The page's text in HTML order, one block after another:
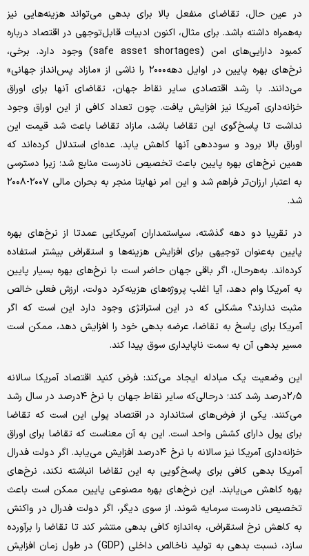
در عین حال، تقاضای منفعل بالا برای بدهی می‌تواند هزینه‌هایی نیز
به‌همراه داشته باشد. برای مثال، اکنون ادبیات قابل‌توجهی در اقتصاد درباره
کمبود دارایی‌های امن (safe asset shortages) وجود دارد. برخی،
نرخ‌های بهره پایین در اوایل دهه۲۰۰۰ را ناشی از «مازاد پس‌انداز جهانی»
می‌دانند. با رشد اقتصادی سایر نقاط جهان، تقاضای آنها برای اوراق
خزانه‌داری آمریکا نیز افزایش یافت. چون تعداد کافی از این اوراق وجود
نداشت تا پاسخ‌گوی این تقاضا باشد، مازاد تقاضا باعث شد قیمت این
اوراق بالا برود و سوددهی آنها کاهش یابد. عده‌ای استدلال کرده‌اند که
همین نرخ‌های بهره پایین باعث تخصیص نادرست منابع شد؛ زیرا دسترسی
به اعتبار ارزان‌تر فراهم شد و این امر نهایتا منجر به بحران مالی ۲۰۰۷-۲۰۰۸
شد.
در تقریبا دو دهه گذشته، سیاستمداران آمریکایی عمدتا از نرخ‌های بهره
پایین به‌عنوان توجیهی برای افزایش هزینه‌ها و استقراض بیشتر استفاده
کرده‌اند. به‌هرحال، اگر باقی جهان حاضر است با نرخ‌های بهره بسیار پایین
به آمریکا وام دهد، آیا اغلب پروژه‌های هزینه‌کرد دولت، ارزش فعلی خالص
مثبت ندارند؟ مشکلی که در این استراتژی وجود دارد این است که اگر
آمریکا برای پاسخ به تقاضا، عرضه بدهی خود را افزایش دهد، ممکن است
مسیر بدهی آن به سمت ناپایداری سوق پیدا کند.
این وضعیت یک مبادله ایجاد می‌کند: فرض کنید اقتصاد آمریکا سالانه
2.5درصد رشد کند؛ درحالی‌که سایر نقاط جهان با نرخ ۴درصد در سال رشد
می‌کنند. یکی از فرض‌های استاندارد در اقتصاد پولی این است که تقاضا
برای پول دارای کشش واحد است. این به آن معناست که تقاضا برای اوراق
خزانه‌داری آمریکا نیز سالانه با نرخ ۴درصد افزایش می‌یابد. اگر دولت فدرال
آمریکا بدهی کافی برای پاسخ‌گویی به این تقاضا انباشته نکند، نرخ‌های
بهره کاهش می‌یابند. این نرخ‌های بهره مصنوعی پایین ممکن است باعث
تخصیص نادرست سرمایه شوند. از سوی دیگر، اگر دولت فدرال در واکنش
به کاهش نرخ استقراض، به‌اندازه کافی بدهی منتشر کند تا تقاضا را برآورده
سازد، نسبت بدهی به تولید ناخالص داخلی (GDP) در طول زمان افزایش